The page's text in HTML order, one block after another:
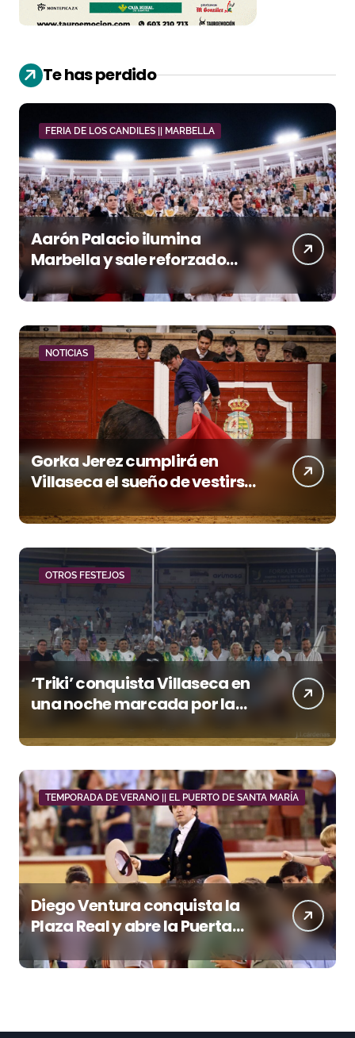
Te has perdido
FERIA DE LOS CANDILES || MARBELLA
Aarón Palacio ilumina
Marbella y sale reforzado
junto a Manzanares y
Morante
NOTICIAS
Gorka Jerez cumplirá en
Villaseca el sueño de vestirse
de luces ante los suyos
OTROS FESTEJOS
‘Triki’ conquista Villaseca en
una noche marcada por la
dureza de Monteviejo
TEMPORADA DE VERANO || EL PUERTO DE SANTA MARÍA
Diego Ventura conquista la
Plaza Real y abre la Puerta
Grande en El Puerto